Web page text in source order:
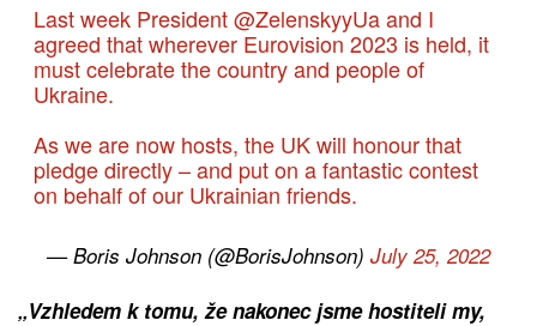
Last week President@ZelenskyyUaand I
agreed that wherever Eurovision 2023 is held, it
must celebrate the country and people of
Ukraine.
As we are now hosts, the UK will honour that
pledge directly – and put on a fantastic contest
on behalf of our Ukrainian friends.
— Boris Johnson (@BorisJohnson) July 25, 2022
„Vzhledem k tomu, že nakonec jsme hostiteli my,